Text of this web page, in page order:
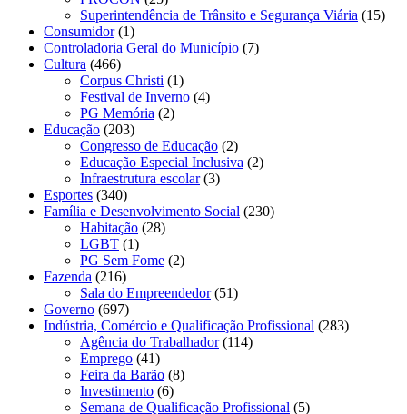
Superintendência de Trânsito e Segurança Viária (15)
Consumidor(1)
Controladoria Geral do Município (7)
Cultura (466)
Corpus Christi (1)
Festival de Inverno (4)
PG Memória (2)
Educação (203)
Congresso de Educação (2)
Educação Especial Inclusiva (2)
Infraestrutura escolar(3)
Esportes (340)
Família e Desenvolvimento Social (230)
Habitação (28)
LGBT (1)
PG Sem Fome (2)
Fazenda (216)
Sala do Empreendedor(51)
Governo (697)
Indústria, Comércio e Qualificação Profissional (283)
Agência do Trabalhador(114)
Emprego (41)
Feira da Barão (8)
Investimento (6)
Semana de Qualificação Profissional (5)